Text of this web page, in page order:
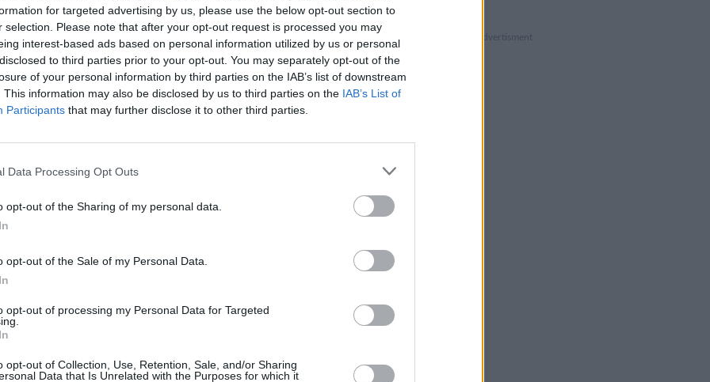
for targeted advertising by us, please use the below opt-out section to
selection. Please note that after your opt-out request is processed you may
interest-based ads based on personal information utilized by us or personal
to third parties prior to your opt-out. You may separately opt-out of the
of your personal information by third parties on the IAB’s list of downstream
This information may also be disclosed by us to third parties on the IAB’s List of
Participants that may further disclose it to other third parties.
Data Processing Opt Outs
opt-out of the Sharing of my personal data.
opt-out of the Sale of my Personal Data.
opt-out of processing my Personal Data for Targeted
opt-out of Collection, Use, Retention, Sale, and/or Sharing
Data that Is Unrelated with the Purposes for which it
ο κορυφαίος ΈλληναςΑλέξανδρος
Παπαστεργίου.Θα απουσιάζει λόγω
Αντωνοπούλου.
των